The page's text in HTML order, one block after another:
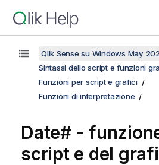
Qlik Sense su Windows May
Sintassi dello script e funzioni
Funzioni per script e grafici
Funzioni di interpretazione
Date# -
script e del